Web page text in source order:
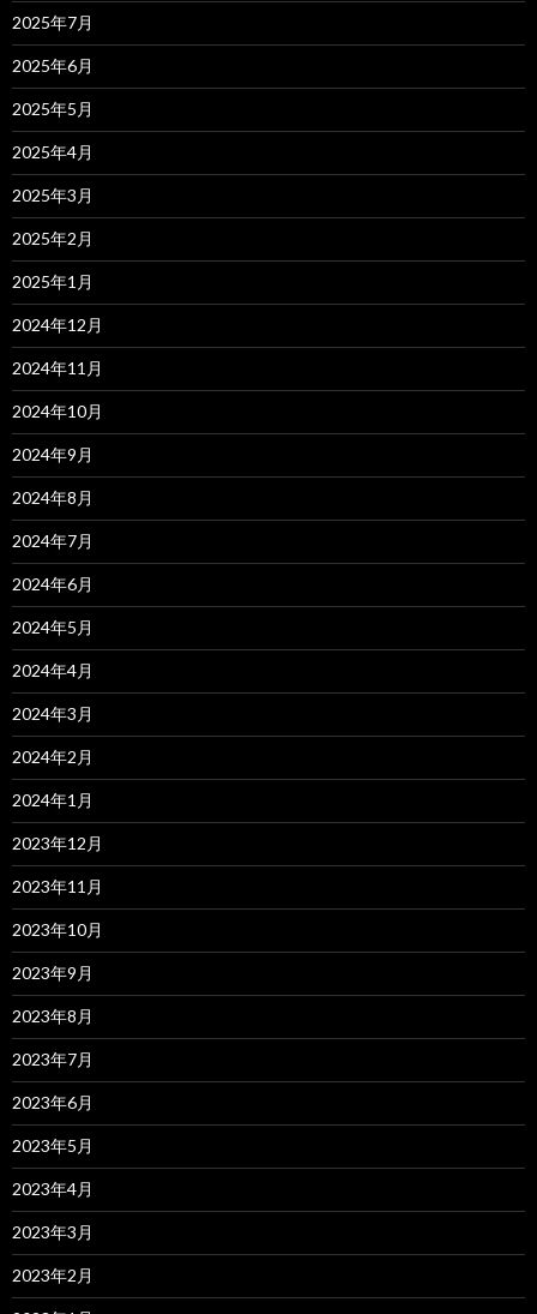
2025年7月
2025年6月
2025年5月
2025年4月
2025年3月
2025年2月
2025年1月
2024年12月
2024年11月
2024年10月
2024年9月
2024年8月
2024年7月
2024年6月
2024年5月
2024年4月
2024年3月
2024年2月
2024年1月
2023年12月
2023年11月
2023年10月
2023年9月
2023年8月
2023年7月
2023年6月
2023年5月
2023年4月
2023年3月
2023年2月